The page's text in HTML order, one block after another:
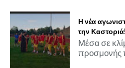
Η νέα
την Καστοριά!
Μέσα σε
προσμονής